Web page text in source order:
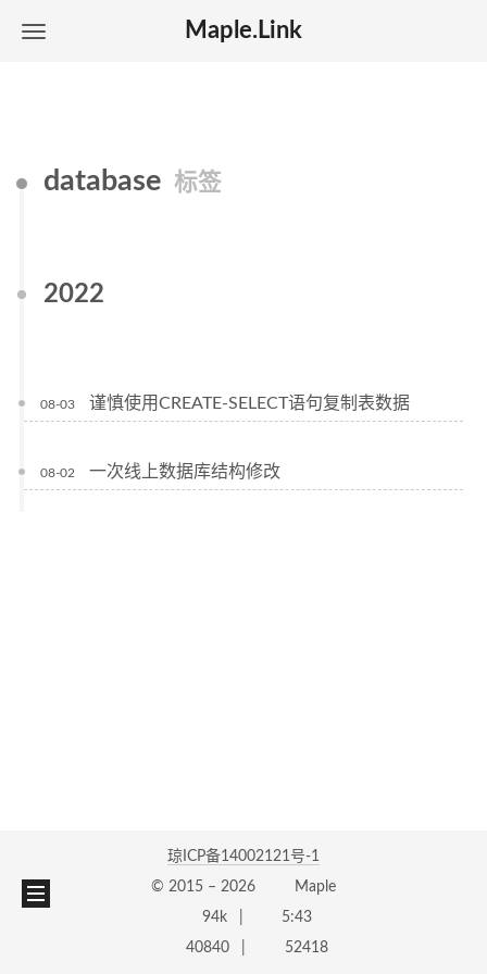
Maple.Link
database 标签
2022
08-03 谨慎使用CREATE-SELECT语句复制表数据
08-02 一次线上数据库结构修改
琼ICP备14002121号-1
© 2015 –2026
Maple
94k
5:43
40840
52418